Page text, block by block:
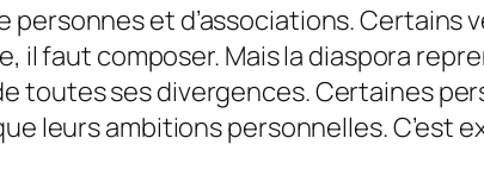
et d’associations. Certains
il faut composer. Mais la diaspora
toutes ses divergences. Certaines
leurs ambitions personnelles. C’est